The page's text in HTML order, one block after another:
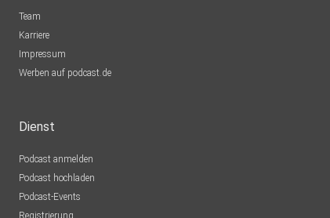
Team
Karriere
Impressum
Werben auf podcast.de
Dienst
Podcast anmelden
Podcast hochladen
Podcast-Events
Registrierung